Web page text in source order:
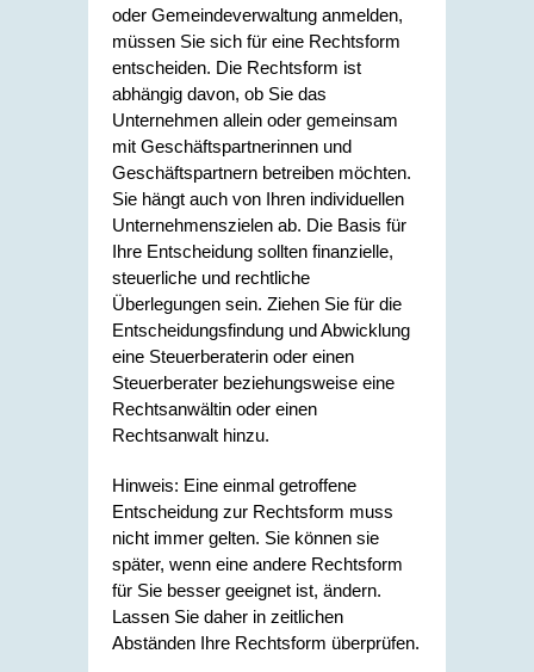
oder Gemeindeverwaltung anmelden,
müssen Sie sich für eine Rechtsform
entscheiden. Die Rechtsform ist
abhängig davon, ob Sie das
Unternehmen allein oder gemeinsam
mit Geschäftspartnerinnen und
Geschäftspartnern betreiben möchten.
Sie hängt auch von Ihren individuellen
Unternehmenszielen ab. Die Basis für
Ihre Entscheidung sollten finanzielle,
steuerliche und rechtliche
Überlegungen sein. Ziehen Sie für die
Entscheidungsfindung und Abwicklung
eine Steuerberaterin oder einen
Steuerberater beziehungsweise eine
Rechtsanwältin oder einen
Rechtsanwalt hinzu.
Hinweis: Eine einmal getroffene
Entscheidung zur Rechtsform muss
nicht immer gelten. Sie können sie
später, wenn eine andere Rechtsform
für Sie besser geeignet ist, ändern.
Lassen Sie daher in zeitlichen
Abständen Ihre Rechtsform überprüfen.